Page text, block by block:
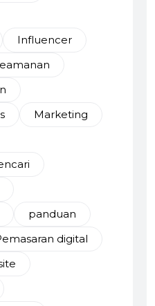
Influencer
Marketing
panduan
digital